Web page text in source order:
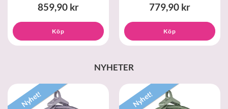
859,90 kr
Köp
779,90 kr
Köp
NYHETER
Nyhet! Nyhet!